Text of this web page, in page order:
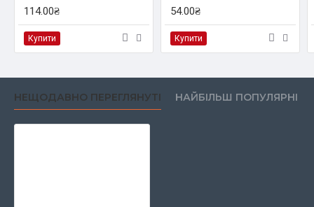
114.00₴
Купити
54.00₴
Купити
НЕЩОДАВНО ПЕРЕГЛЯНУТІ НАЙБІЛЬШ ПОПУЛЯРНІ